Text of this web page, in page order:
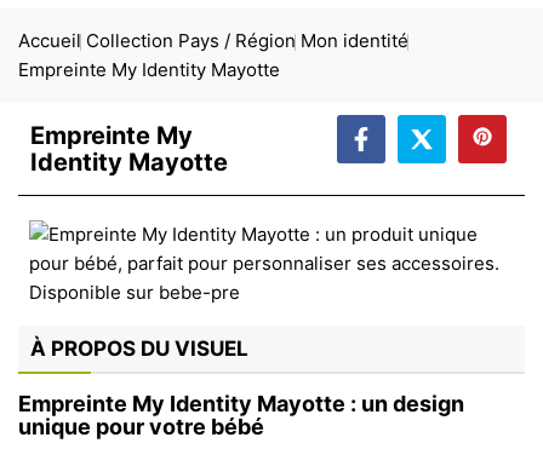
Accueil Collection Pays / Région Mon identité
Empreinte My Identity Mayotte
Empreinte My
Identity Mayotte
À PROPOS DU VISUEL
Empreinte My Identity Mayotte : un design
unique pour votre bébé